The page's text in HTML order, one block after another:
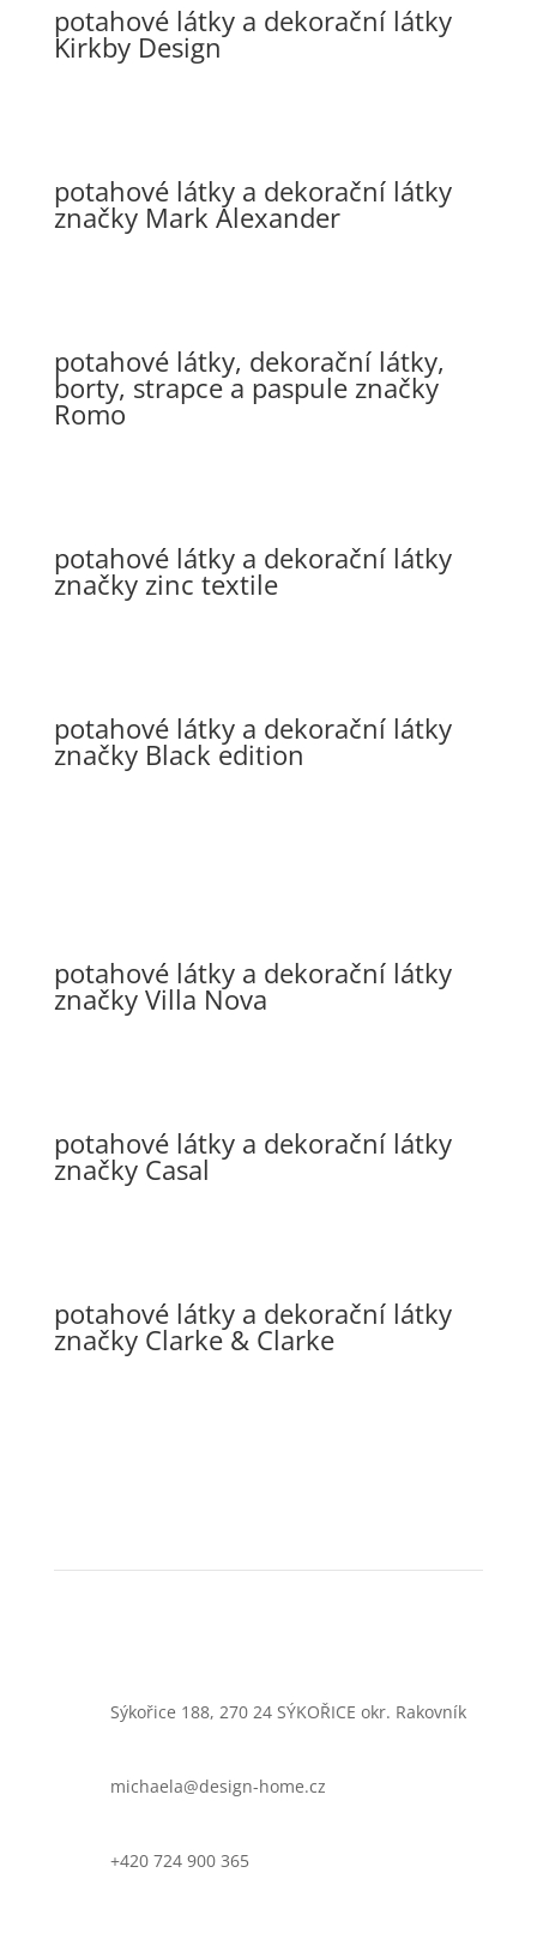
potahové látky a dekorační látky
Kirkby Design
potahové látky a dekorační látky
značky Mark Alexander
potahové látky, dekorační látky,
borty, strapce a paspule značky
Romo
potahové látky a dekorační látky
značky zinc textile
potahové látky a dekorační látky
značky Black edition
potahové látky a dekorační látky
značky Villa Nova
potahové látky a dekorační látky
značky Casal
potahové látky a dekorační látky
značky Clarke & Clarke
Sýkořice 188, 270 24 SÝKOŘICE okr. Rakovník
michaela@design-home.cz
+420 724 900 365